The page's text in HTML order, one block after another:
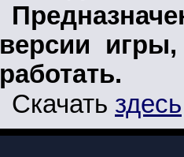
версии
работать.
Скачать здесь